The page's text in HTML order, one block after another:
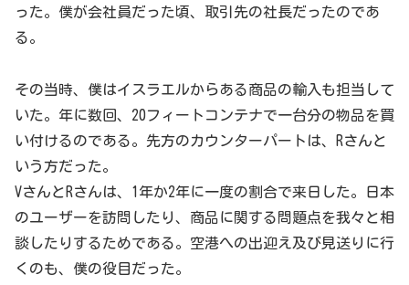
った。僕が会社員だった頃、取引先の社長だったのであ
る。
その当時、僕はイスラエルからある商品の輸入も担当して
いた。年に数回、20フィートコンテナで一台分の物品を買
い付けるのである。先方のカウンターパートは、Rさんと
いう方だった。
VさんとRさんは、1年か2年に一度の割合で来日した。日本
のユーザーを訪問したり、商品に関する問題点を我々と相
談したりするためである。空港への出迎え及び見送りに行
くのも、僕の役目だった。